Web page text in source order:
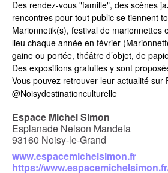
Des rendez-vous "famille", des scènes
rencontres pour tout public se tiennent
Marionnetik(s), festival de marionnettes
lieu chaque année en février
gaine ou portée, théâtre d’objet, de
Des expositions gratuites y sont
Vous pouvez retrouver leur actualité sur
@Noisydestinationculturelle
Espace Michel Simon
Esplanade Nelson Mandela
93160 Noisy-le-Grand
www.espacemichelsimon.fr
https://